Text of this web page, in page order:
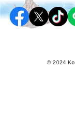
© 2024